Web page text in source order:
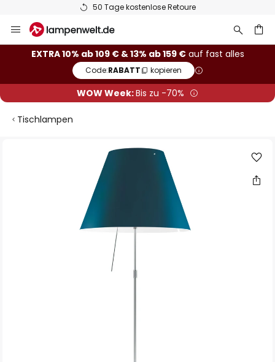
50 Tage kostenlose Retoure
Inhalt
springen
EXTRA 10% ab 109 € & 13% ab 159 €auf fast alles
Code:RABATT kopieren
WOW Week:Bis zu -70%
Tischlampen